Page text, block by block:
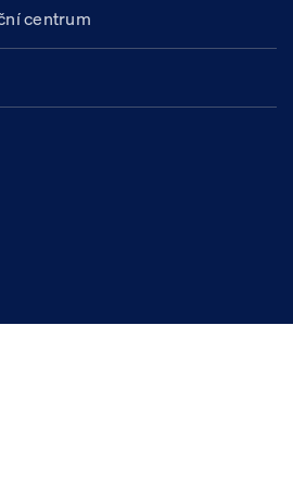
centrum
správy ČR
ČR
účet Celní správy ČR